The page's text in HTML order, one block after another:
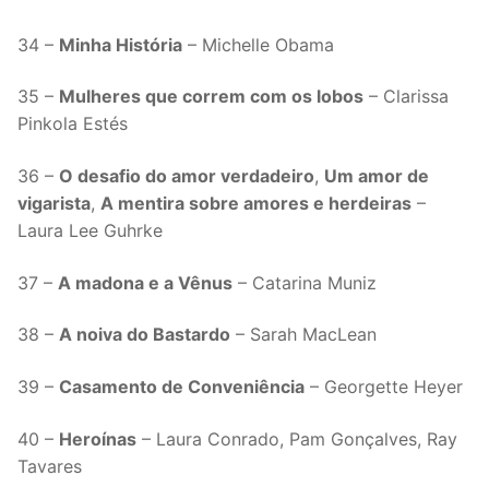
34 – Minha História – Michelle Obama
35 – Mulheres que correm com os lobos – Clarissa
Pinkola Estés
36 – O desafio do amor verdadeiro, Um amor de
vigarista, A mentira sobre amores e herdeiras –
Laura Lee Guhrke
37 – A madona e a Vênus – Catarina Muniz
38 – A noiva do Bastardo – Sarah MacLean
39 – Casamento de Conveniência – Georgette Heyer
40 – Heroínas – Laura Conrado, Pam Gonçalves, Ray
Tavares